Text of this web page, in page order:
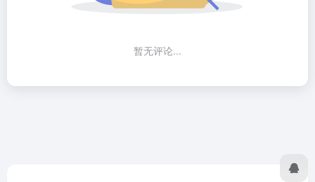
暂无评论...